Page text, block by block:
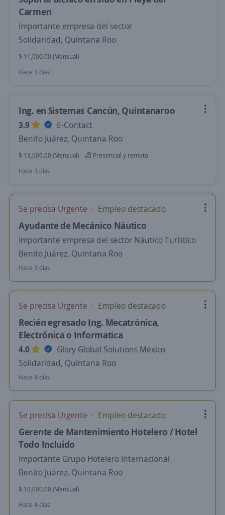
Carmen
Importante empresa del sector
Solidaridad, Quintana Roo
$ 11,000.00 (Mensual)
Hace 3 días
Ing. en Sistemas Cancún, Quintanaroo
3.9
E-Contact
Benito Juárez, Quintana Roo
$ 13,000.00 (Mensual)
Presencial y remoto
Hace 3 días
Se precisa Urgente Empleo destacado
Ayudante de Mecánico Náutico
Importante empresa del sector Náutico Turístico
Benito Juárez, Quintana Roo
Hace 3 días
Se precisa Urgente Empleo destacado
Recién egresado Ing. Mecatrónica,
Electrónica o Informatica
4.0
Glory Global Solutions México
Solidaridad, Quintana Roo
Hace 4 días
Se precisa Urgente Empleo destacado
Gerente de Mantenimiento Hotelero / Hotel
Todo Incluido
Importante Grupo Hotelero Internacional
Benito Juárez, Quintana Roo
$ 10,000.00 (Mensual)
Hace 4 días